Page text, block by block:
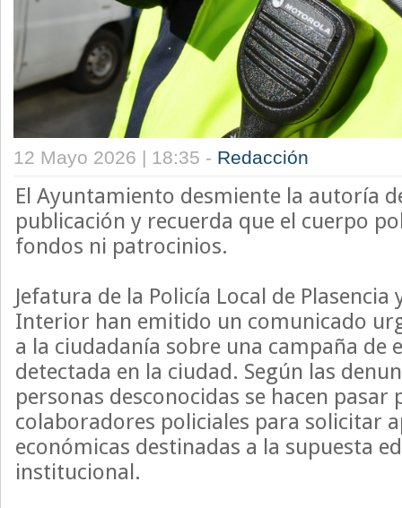
12 Mayo 2026 | 18:35 - Redacción
El Ayuntamiento desmiente la autoría
publicación y recuerda que el cuerpo
fondos ni patrocinios.
Jefatura de la Policía Local de Plasencia
Interior han emitido un comunicado
a la ciudadanía sobre una campaña de
detectada en la ciudad. Según las
personas desconocidas se hacen pasar
colaboradores policiales para solicitar
económicas destinadas a la supuesta
institucional.